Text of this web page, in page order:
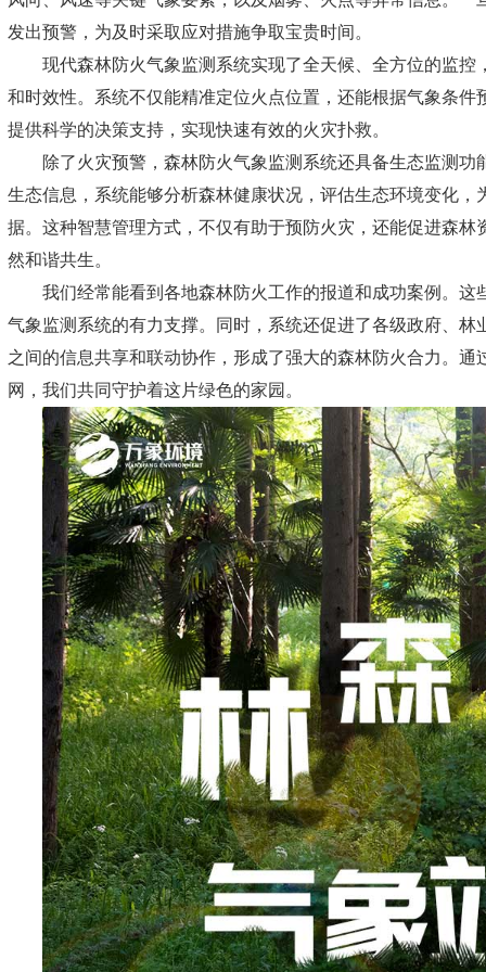
发出预警，为及时采取应对措施争取宝贵时间。
现代森林防火气象监测系统实现了全天候、全方位的监控
和时效性。系统不仅能精准定位火点位置，还能根据气象条件
提供科学的决策支持，实现快速有效的火灾扑救。
除了火灾预警， 森林防火气象监测系统还具备生态监测功
生态信息，系统能够分析森林健康状况，评估生态环境变化，
据。这种智慧管理方式，不仅有助于预防火灾，还能促进森林
然和谐共生。
我们经常能看到各地森林防火工作的报道和成功案例。这
气象监测系统的有力支撑。同时，系统还促进了各级政府、林
之间的信息共享和联动协作，形成了强大的森林防火合力。通
网，我们共同守护着这片绿色的家园。